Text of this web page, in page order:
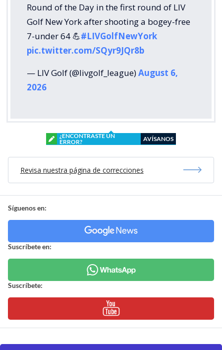
Round of the Day in the first round of LIV
Golf New York after shooting a bogey-free
7-under 64 💪#LIVGolfNewYork
pic.twitter.com/SQyr9JQr8b
— LIV Golf (@livgolf_league)August 6,
2026
¿ENCONTRASTE UN
ERROR?
AVÍSANOS
Revisa nuestra página de correcciones
Síguenos en:
Suscríbete en:
Suscríbete: